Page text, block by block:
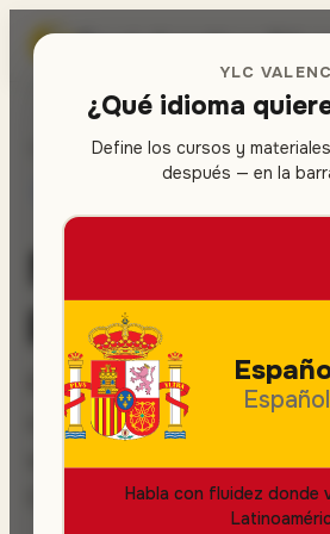
YLC
¿Qué idioma
Define los cursos y
después — en la
Español
Habla con fluidez donde
Escuela de inglésen
Método
para inglés
El inglés es una
comunicación global.
vocabulario profesional y
Cambridge/IELTS.